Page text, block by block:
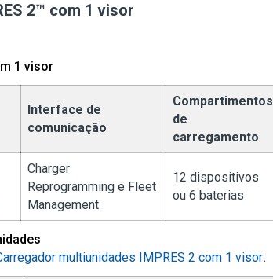
2™ com 1 visor
1 visor
Interface de
comunicação
Compartimentos
de
carregamento
Charger
Reprogramming e Fleet
Management
12 dispositivos
ou 6 baterias
multiunidades IMPRES 2 com 1 visor.